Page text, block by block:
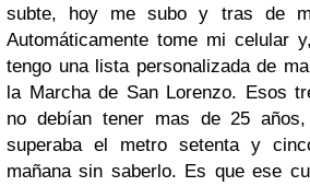
subte, hoy me subo y tras de
Automáticamente tome mi celular
tengo una lista personalizada de
la Marcha de San Lorenzo. Esos
no debían tener mas de 25
superaba el metro setenta y
mañana sin saberlo. Es que ese